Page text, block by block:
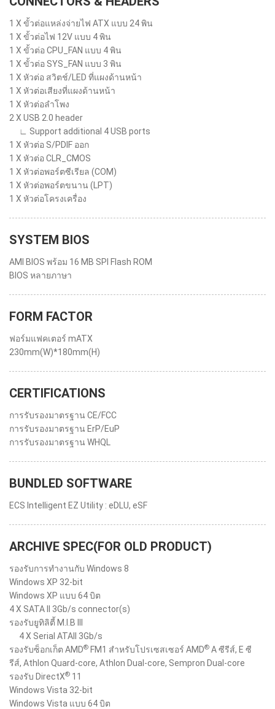
1 X ขั้วต่อแหล่งจ่ายไฟ ATX แบบ 24 พิน
1 X ขั้วต่อไฟ 12V แบบ 4 พิน
1 X ขั้วต่อ CPU_FAN แบบ 4 พิน
1 X ขั้วต่อ SYS_FAN แบบ 3 พิน
1 X หัวต่อ สวิตช์/LED ที่แผงด้านหน้า
1 X หัวต่อเสียงที่แผงด้านหน้า
1 X หัวต่อลำโพง
2 X USB 2.0 header
∟ Support additional 4 USB ports
1 X หัวต่อ S/PDIF ออก
1 X หัวต่อ CLR_CMOS
1 X หัวต่อพอร์ตซีเรียล (COM)
1 X หัวต่อพอร์ตขนาน (LPT)
1 X หัวต่อโครงเครื่อง
SYSTEM BIOS
AMI BIOS พร้อม 16 MB SPI Flash ROM
BIOS หลายภาษา
FORM FACTOR
ฟอร์มแฟคเตอร์ mATX
230mm(W)*180mm(H)
CERTIFICATIONS
การรับรองมาตรฐาน CE/FCC
การรับรองมาตรฐาน ErP/EuP
การรับรองมาตรฐาน WHQL
BUNDLED SOFTWARE
ECS Intelligent EZ Utility : eDLU, eSF
ARCHIVE SPEC(FOR OLD PRODUCT)
รองรับการทำงานกับ Windows 8
Windows XP 32-bit
Windows XP แบบ 64 บิต
4 X SATA II 3Gb/s connector(s)
รองรับยูทิลิตี้ M.I.B III
4 X Serial ATAII 3Gb/s
รองรับซ็อกเก็ต AMD® FM1 สำหรับโปรเซสเซอร์ AMD® A ซีรีส์, E ซี
รีส์, Athlon Quard-core, Athlon Dual-core, Sempron Dual-core
รองรับ DirectX® 11
Windows Vista 32-bit
Windows Vista แบบ 64 บิต